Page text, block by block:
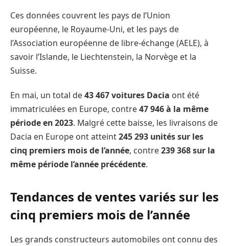
Ces données couvrent les pays de l’Union
européenne, le Royaume-Uni, et les pays de
l’Association européenne de libre-échange (AELE), à
savoir l’Islande, le Liechtenstein, la Norvège et la
Suisse.
En mai, un total de43 467 voitures Dacia ont été
immatriculées en Europe, contre47 946 à la même
période en 2023. Malgré cette baisse, les livraisons de
Dacia en Europe ont atteint245 293 unités sur les
cinq premiers mois de l’année, contre239 368 sur la
même période l’année précédente.
Tendances de ventes variés sur les
cinq premiers mois de l’année
Les grands constructeurs automobiles ont connu des